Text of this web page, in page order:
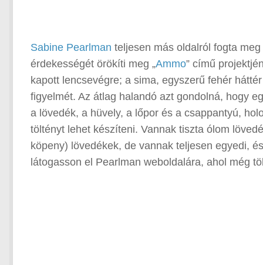
Sabine Pearlman teljesen más oldalról fogta
érdekességét örökíti meg „Ammo” című
kapott lencsevégre; a sima, egyszerű fehér
figyelmét. Az átlag halandó azt gondolná, hogy
a lövedék, a hüvely, a lőpor és a csappantyú,
töltényt lehet készíteni. Vannak tiszta ólom
köpeny) lövedékek, de vannak teljesen egyedi,
látogasson el Pearlman weboldalára, ahol még